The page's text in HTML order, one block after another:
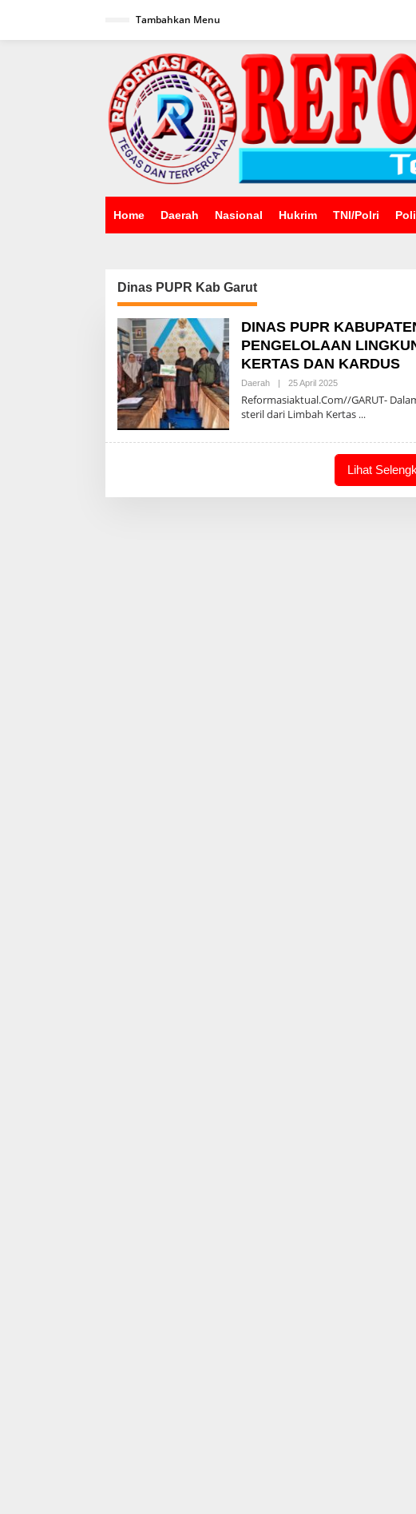
Tambahkan Menu
Home Daerah Nasional Hukrim TNI/Polri
Dinas PUPR Kab Garut
DINAS PUPR
PENGELOLAAN
KERTAS DAN KARDUS
Daerah | 25 April 2025Oleh
Reformasiaktual.Com//GARUT-
steril dari Limbah Kertas
Lihat